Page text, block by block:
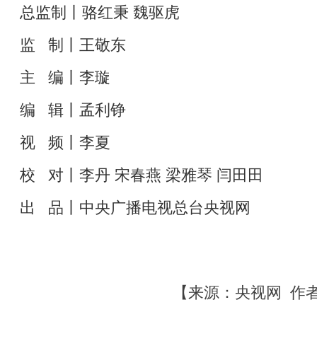
总监制丨骆红秉 魏驱虎
监 制丨王敬东
主 编丨李璇
编 辑丨孟利铮
视 频丨李夏
校 对丨李丹 宋春燕 梁雅琴 闫田田
出 品丨中央广播电视总台央视网
【来源：央视网 作